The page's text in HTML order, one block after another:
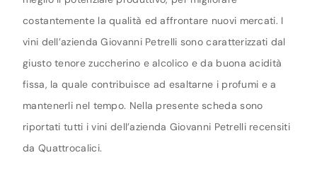
costantemente la qualità ed affrontare nuovi mercati. I
vini dell’azienda Giovanni Petrelli sono caratterizzati dal
giusto tenore zuccherino e alcolico e da buona acidità
fissa, la quale contribuisce ad esaltarne i profumi e a
mantenerli nel tempo. Nella presente scheda sono
riportati tutti i vini dell’azienda Giovanni Petrelli recensiti
da Quattrocalici.